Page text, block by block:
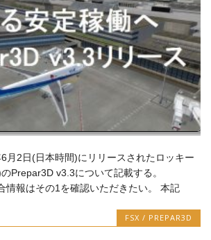
月2日(日本時間)にリリースされたロッキー
Prepar3D v3.3について記載する。
情報はその1を確認いただきたい。 本記
FSX / PREPAR3D